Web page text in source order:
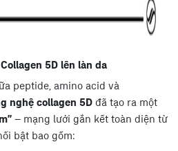
5D lên làn da
peptide, amino acid và
nghệ collagen 5D đã tạo ra một
– mạng lưới gắn kết toàn diện từ
bật bao gồm: